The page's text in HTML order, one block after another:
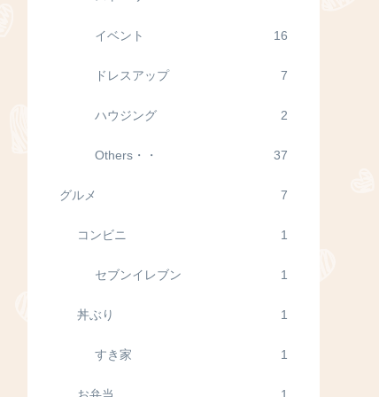
イベント 16
ドレスアップ 7
ハウジング 2
Others・・ 37
グルメ 7
コンビニ 1
セブンイレブン 1
丼ぶり 1
すき家 1
お弁当 1